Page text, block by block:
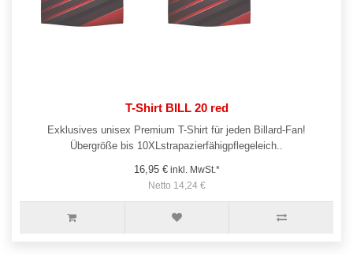
T-Shirt BILL 20 red
Exklusives unisex Premium T-Shirt für jeden Billard-Fan!
Übergröße bis 10XLstrapazierfähigpflegeleich..
16,95 €inkl. MwSt.*
Netto 14,24 €